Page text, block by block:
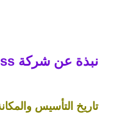
نبذة عن شركة Exness
تاريخ التأسيس